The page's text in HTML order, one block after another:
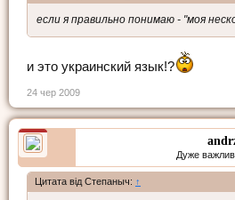
если я правильно понимаю - "моя
и это украинский язык!?
24 чер 2009
Дуже
Цитата від Степаныч: ↑